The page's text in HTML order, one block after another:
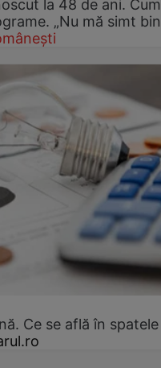
la 48 de ani. Cum
„Nu mă simt
Ce se află în spatele